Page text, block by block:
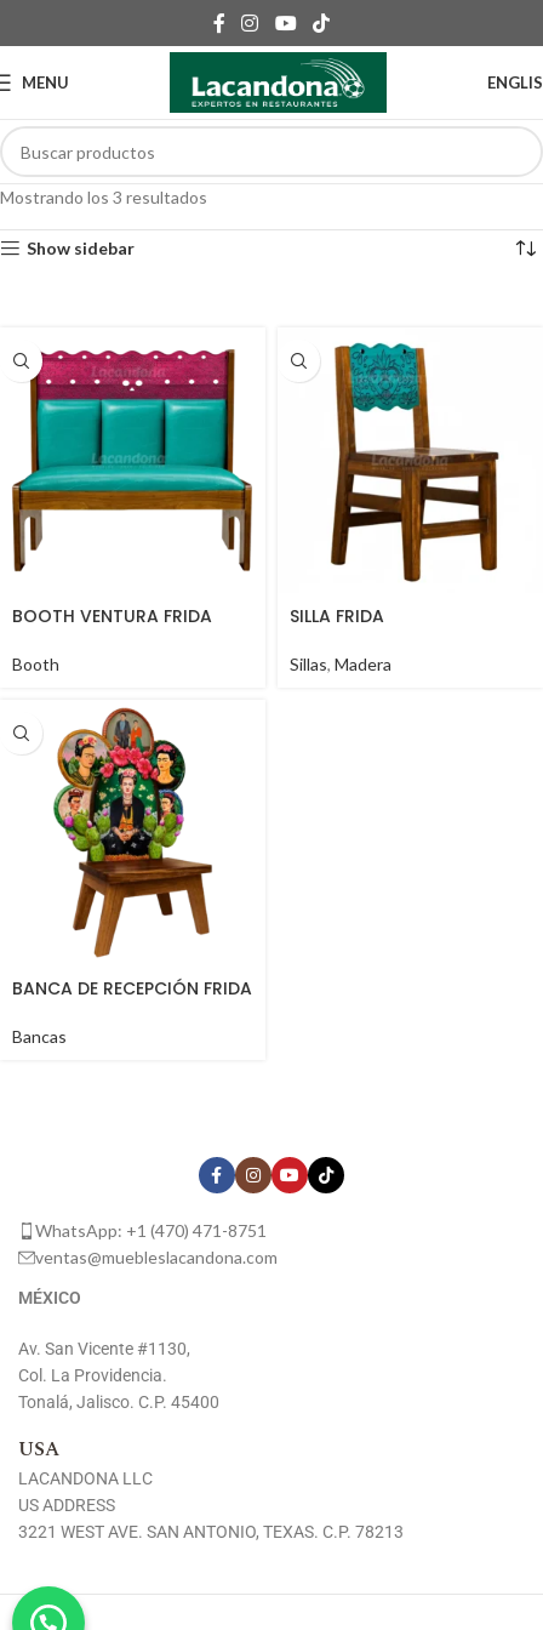
MENU
Mostrando los 3 resultados
Show sidebar
BOOTH VENTURA FRIDA
Booth
SILLA FRIDA
Sillas, Madera
BANCA DE RECEPCIÓN FRIDA
Bancas
WhatsApp: +1 (470) 471-8751
ventas@muebleslacandona.com
MÉXICO
Av. San Vicente #1130,
Col. La Providencia.
Tonalá, Jalisco. C.P. 45400
USA
LACANDONA LLC
US ADDRESS
3221 WEST AVE. SAN ANTONIO, TEXAS. C.P. 78213